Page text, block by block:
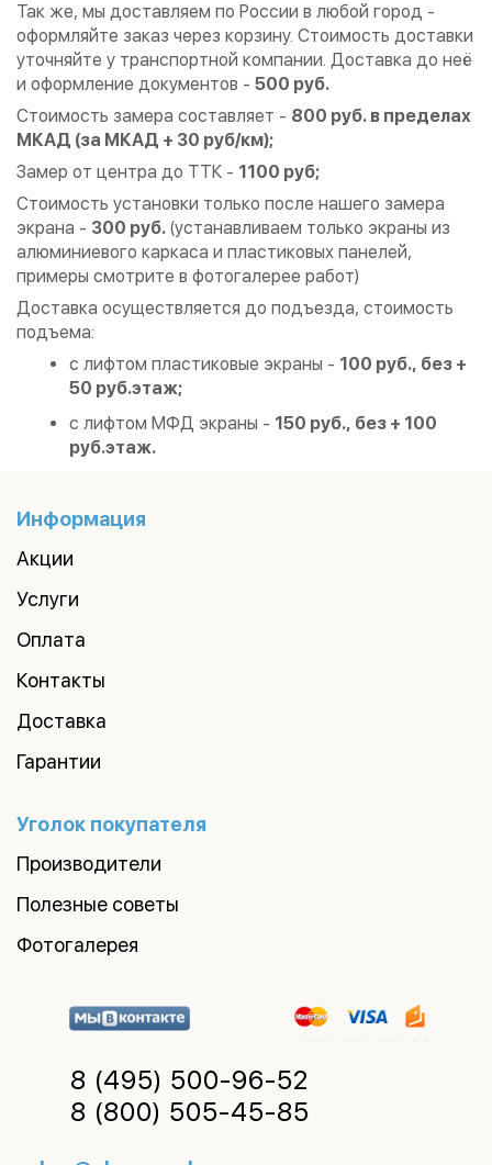
Так же, мы доставляем по России в любой город -
оформляйте заказ через корзину. Стоимость доставки
уточняйте у транспортной компании. Доставка до неё
и оформление документов - 500 руб.
Стоимость замера составляет - 800 руб. в пределах
МКАД (за МКАД + 30 руб/км);
Замер от центра до ТТК - 1100 руб;
Стоимость установки только после нашего замера
экрана - 300 руб. (устанавливаем только экраны из
алюминиевого каркаса и пластиковых панелей,
примеры смотрите в фотогалерее работ)
Доставка осуществляется до подъезда, стоимость
подъема:
с лифтом пластиковые экраны - 100 руб., без +
50 руб.этаж;
с лифтом МФД экраны - 150 руб., без + 100
руб.этаж.
Информация
Акции
Услуги
Оплата
Контакты
Доставка
Гарантии
Уголок покупателя
Производители
Полезные советы
Фотогалерея
8 (495) 500-96-52
8 (800) 505-45-85